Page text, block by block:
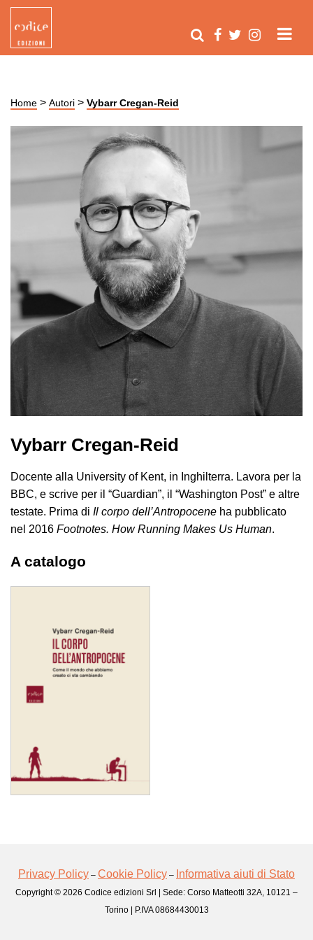
Home > Autori > Vybarr Cregan-Reid
Vybarr Cregan-Reid
Docente alla University of Kent, in Inghilterra. Lavora per la
BBC, e scrive per il “Guardian”, il “Washington Post” e altre
testate. Prima di Il corpo dell’Antropocene ha pubblicato
nel 2016 Footnotes. How Running Makes Us Human.
A catalogo
Privacy Policy – Cookie Policy – Informativa aiuti di Stato
Copyright © 2026 Codice edizioni Srl | Sede: Corso Matteotti 32A, 10121 –
Torino | P.IVA 08684430013